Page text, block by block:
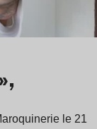
le 21